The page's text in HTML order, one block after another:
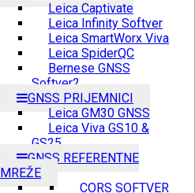
Leica Captivate
Leica Infinity Softver
Leica SmartWorx Viva
Leica SpiderQC
Bernese GNSS
Softver2
GNSS PRIJEMNICI
Leica GM30 GNSS
Leica Viva GS10 &
GS25
GNSS REFERENTNE
MREŽE
CORS SOFTVER